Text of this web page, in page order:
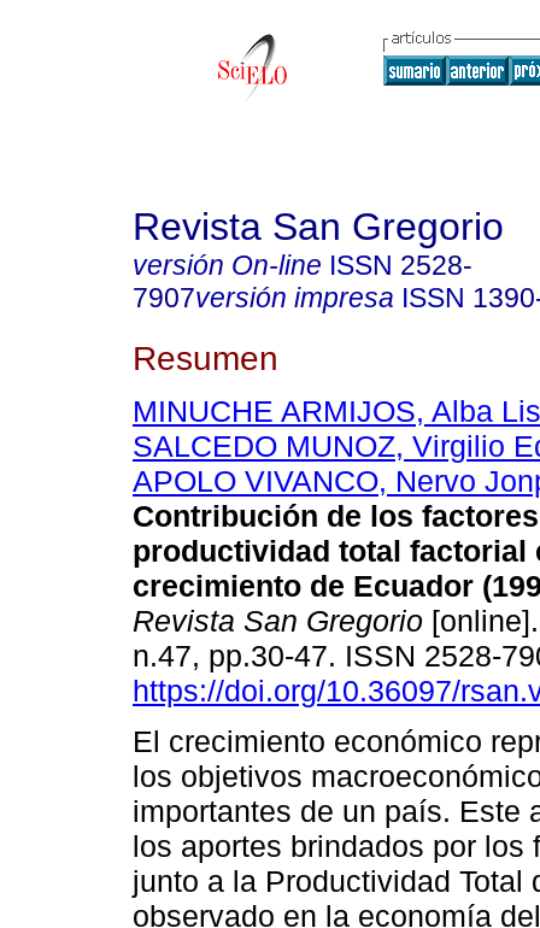
Revista San Gregorio
versión On-line ISSN 2528-
7907versión impresa ISSN
Resumen
MINUCHE ARMIJOS, Alba
SALCEDO MUNOZ, Virgilio
APOLO VIVANCO, Nervo
Contribución de los
productividad total factorial
crecimiento de Ecuador
Revista San Gregorio
n.47, pp.30-47. ISSN 2528-
https://doi.org/10.36097/
El crecimiento económico
los objetivos
importantes de un país. Este
los aportes brindados por
junto a la Productividad Total
observado en la economía